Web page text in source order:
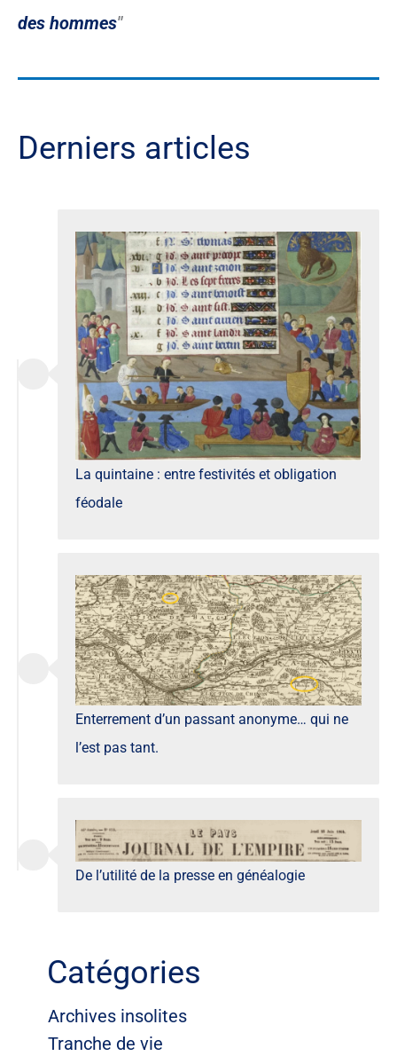
des hommes"
Derniers articles
La quintaine : entre festivités et obligation
féodale
Enterrement d’un passant anonyme… qui ne
l’est pas tant.
De l’utilité de la presse en généalogie
Catégories
Archives insolites
Tranche de vie